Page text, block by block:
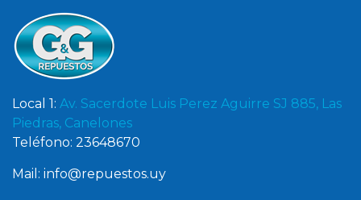
Local 1: Av. Sacerdote Luis Perez Aguirre SJ 885, Las
Piedras, Canelones
Teléfono: 23648670
Mail: info@repuestos.uy